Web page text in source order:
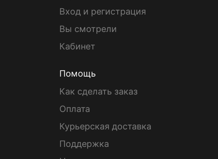
Вход и регистрация
Вы смотрели
Кабинет
Помощь
Как сделать заказ
Оплата
Курьерская доставка
Поддержка